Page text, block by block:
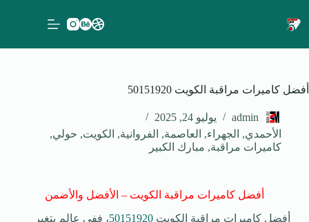
أفضل كاميرات مراقبة الكويت 50151920
admin
يوليو 24, 2025
الأحمدي, الجهراء, العاصمة, الفروانية, الكويت, حولي,
كاميرات مراقبة, مبارك الكبير
أفضل كاميرات مراقبة الكويت – الأفضل والأضمن
أفضل كاميرات مراقبة الكويت 50151920، ففي عالم يتغير